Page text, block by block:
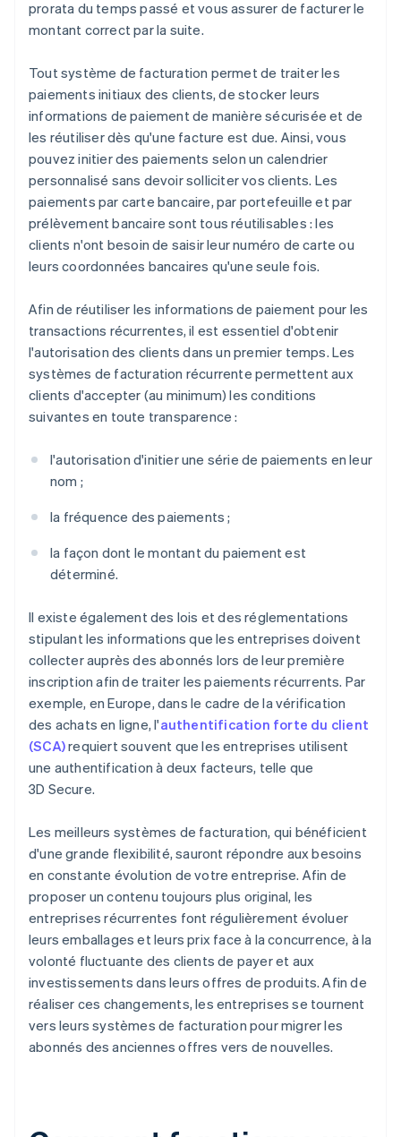
prorata du temps passé et vous assurer de facturer le
montant correct par la suite.
Tout système de facturation permet de traiter les
paiements initiaux des clients, de stocker leurs
informations de paiement de manière sécurisée et de
les réutiliser dès qu'une facture est due. Ainsi, vous
pouvez initier des paiements selon un calendrier
personnalisé sans devoir solliciter vos clients. Les
paiements par carte bancaire, par portefeuille et par
prélèvement bancaire sont tous réutilisables : les
clients n'ont besoin de saisir leur numéro de carte ou
leurs coordonnées bancaires qu'une seule fois.
Afin de réutiliser les informations de paiement pour les
transactions récurrentes, il est essentiel d'obtenir
l'autorisation des clients dans un premier temps. Les
systèmes de facturation récurrente permettent aux
clients d'accepter (au minimum) les conditions
suivantes en toute transparence :
l'autorisation d'initier une série de paiements en leur
nom ;
la fréquence des paiements ;
la façon dont le montant du paiement est
déterminé.
Il existe également des lois et des réglementations
stipulant les informations que les entreprises doivent
collecter auprès des abonnés lors de leur première
inscription afin de traiter les paiements récurrents. Par
exemple, en Europe, dans le cadre de la vérification
des achats en ligne, l'authentification forte du client
(SCA)requiert souvent que les entreprises utilisent
une authentification à deux facteurs, telle que
3D Secure.
Les meilleurs systèmes de facturation, qui bénéficient
d'une grande flexibilité, sauront répondre aux besoins
en constante évolution de votre entreprise. Afin de
proposer un contenu toujours plus original, les
entreprises récurrentes font régulièrement évoluer
leurs emballages et leurs prix face à la concurrence, à la
volonté fluctuante des clients de payer et aux
investissements dans leurs offres de produits. Afin de
réaliser ces changements, les entreprises se tournent
vers leurs systèmes de facturation pour migrer les
abonnés des anciennes offres vers de nouvelles.